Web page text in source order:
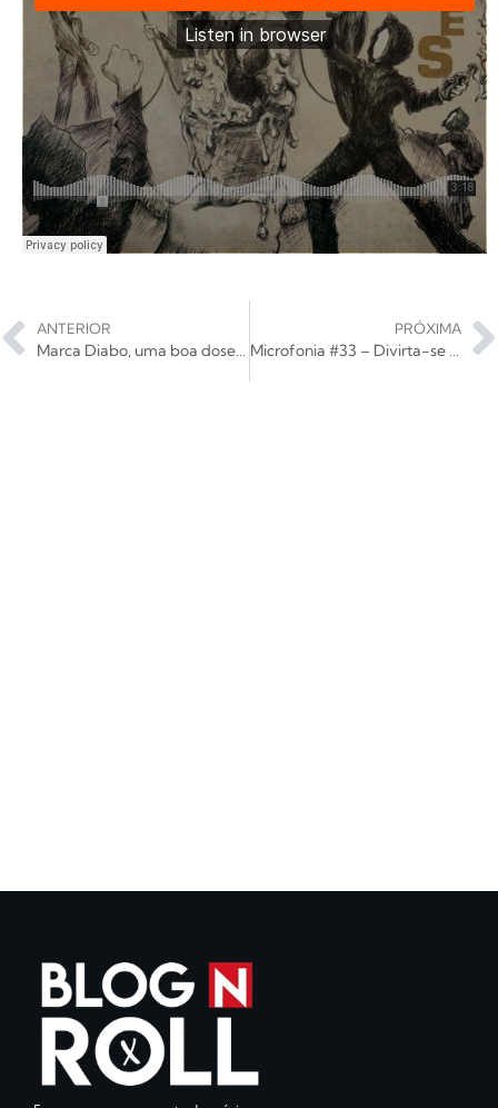
ANTERIOR
Marca Diabo, uma boa dose de rock and roll gaúcho
PRÓXIMA
Microfonia #33 – Divirta-se ao som de Rivo Trio 2mg